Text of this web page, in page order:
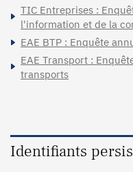
TIC Entreprises :
l'information et de la
EAE BTP : Enquête
EAE Transport :
transports
Identifiants